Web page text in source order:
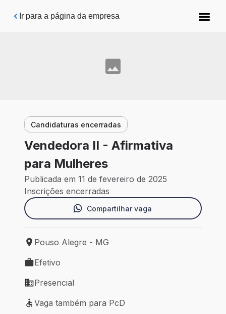
Pular para o conteúdo principal
Ir para a página da empresa
Candidaturas encerradas
Vendedora II - Afirmativa
para Mulheres
Publicada em 11 de fevereiro de 2025
Inscrições encerradas
Compartilhar vaga
Local de trabalho: Pouso Alegre - MG
Pouso Alegre - MG
Tipo de vaga: Efetivo
Efetivo
Modelo de trabalho: Presencial
Presencial
Vaga também para PcD
Vaga também para PcD